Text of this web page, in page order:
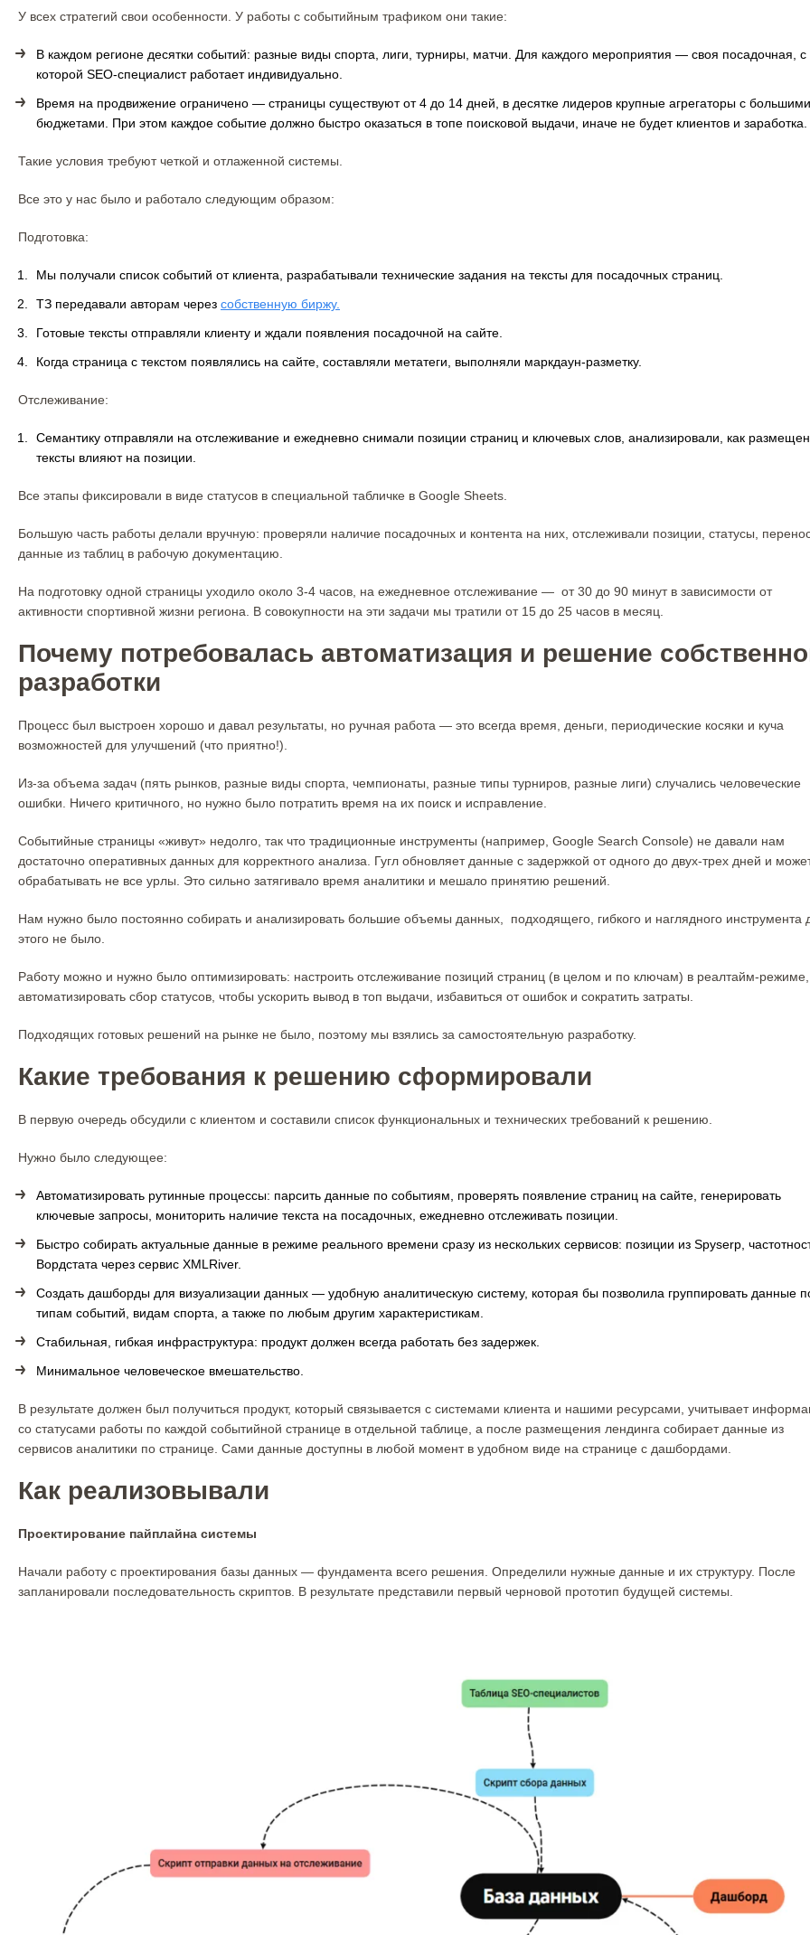
У всех стратегий свои особенности. У работы с событийным трафиком они такие:
В каждом регионе десятки событий: разные виды спорта, лиги, турниры, матчи. Для каждого мероприятия — своя посадочная, с
которой SEO-специалист работает индивидуально.
Время на продвижение ограничено — страницы существуют от 4 до 14 дней, в десятке лидеров крупные агрегаторы с большими
бюджетами. При этом каждое событие должно быстро оказаться в топе поисковой выдачи, иначе не будет клиентов и заработка.
Такие условия требуют четкой и отлаженной системы.
Все это у нас было и работало следующим образом:
Подготовка:
Мы получали список событий от клиента, разрабатывали технические задания на тексты для посадочных страниц.
ТЗ передавали авторам через собственную биржу.
Готовые тексты отправляли клиенту и ждали появления посадочной на сайте.
Когда страница с текстом появлялись на сайте, составляли метатеги, выполняли маркдаун-разметку.
Отслеживание:
Семантику отправляли на отслеживание и ежедневно снимали позиции страниц и ключевых слов, анализировали, как
тексты влияют на позиции.
Все этапы фиксировали в виде статусов в специальной табличке в Google Sheets.
Большую часть работы делали вручную: проверяли наличие посадочных и контента на них, отслеживали позиции, статусы,
данные из таблиц в рабочую документацию.
На подготовку одной страницы уходило около 3-4 часов, на ежедневное отслеживание — от 30 до 90 минут в зависимости от
активности спортивной жизни региона. В совокупности на эти задачи мы тратили от 15 до 25 часов в месяц.
Почему потребовалась автоматизация и решение
разработки
Процесс был выстроен хорошо и давал результаты, но ручная работа — это всегда время, деньги, периодические косяки и куча
возможностей для улучшений (что приятно!).
Из-за объема задач (пять рынков, разные виды спорта, чемпионаты, разные типы турниров, разные лиги) случались человеческие
ошибки. Ничего критичного, но нужно было потратить время на их поиск и исправление.
Событийные страницы «живут» недолго, так что традиционные инструменты (например, Google Search Console) не давали нам
достаточно оперативных данных для корректного анализа. Гугл обновляет данные с задержкой от одного до двух-трех дней и
обрабатывать не все урлы. Это сильно затягивало время аналитики и мешало принятию решений.
Нам нужно было постоянно собирать и анализировать большие объемы данных, подходящего, гибкого и наглядного инструмента
этого не было.
Работу можно и нужно было оптимизировать: настроить отслеживание позиций страниц (в целом и по ключам) в реалтайм-режиме,
автоматизировать сбор статусов, чтобы ускорить вывод в топ выдачи, избавиться от ошибок и сократить затраты.
Подходящих готовых решений на рынке не было, поэтому мы взялись за самостоятельную разработку.
Какие требования к решению сформировали
В первую очередь обсудили с клиентом и составили список функциональных и технических требований к решению.
Нужно было следующее:
Автоматизировать рутинные процессы: парсить данные по событиям, проверять появление страниц на сайте, генерировать
ключевые запросы, мониторить наличие текста на посадочных, ежедневно отслеживать позиции.
Быстро собирать актуальные данные в режиме реального времени сразу из нескольких сервисов: позиции из Spyserp,
Вордстата через сервис XMLRiver.
Создать дашборды для визуализации данных — удобную аналитическую систему, которая бы позволила группировать данные
типам событий, видам спорта, а также по любым другим характеристикам.
Стабильная, гибкая инфраструктура: продукт должен всегда работать без задержек.
Минимальное человеческое вмешательство.
В результате должен был получиться продукт, который связывается с системами клиента и нашими ресурсами, учитывает
со статусами работы по каждой событийной странице в отдельной таблице, а после размещения лендинга собирает данные из
сервисов аналитики по странице. Сами данные доступны в любой момент в удобном виде на странице с дашбордами.
Как реализовывали
Проектирование пайплайна системы
Начали работу с проектирования базы данных — фундамента всего решения. Определили нужные данные и их структуру. После
запланировали последовательность скриптов. В результате представили первый черновой прототип будущей системы.